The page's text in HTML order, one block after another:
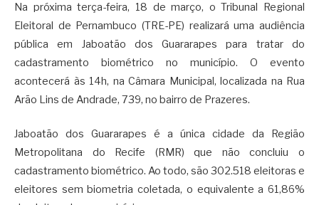
Na próxima terça-feira, 18 de março, o Tribunal Regional
Eleitoral de Pernambuco (TRE-PE) realizará uma audiência
pública em Jaboatão dos Guararapes para tratar do
cadastramento biométrico no município. O evento
acontecerá às 14h, na Câmara Municipal, localizada na Rua
Arão Lins de Andrade, 739, no bairro de Prazeres.
Jaboatão dos Guararapes é a única cidade da Região
Metropolitana do Recife (RMR) que não concluiu o
cadastramento biométrico. Ao todo, são 302.518 eleitoras e
eleitores sem biometria coletada, o equivalente a 61,86%